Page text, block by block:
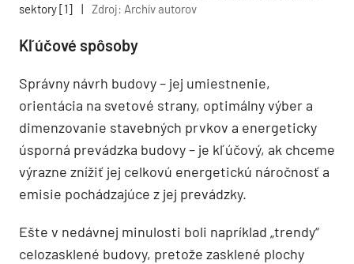
sektory [1]
| Zdroj: Archív autorov
Kľúčové spôsoby
Správny návrh budovy – jej umiestnenie,
orientácia na svetové strany, optimálny výber a
dimenzovanie stavebných prvkov a energeticky
úsporná prevádzka budovy – je kľúčový, ak chceme
výrazne znížiť jej celkovú energetickú náročnosť a
emisie pochádzajúce z jej prevádzky.
Ešte v nedávnej minulosti boli napríklad „trendy“
celozasklené budovy, pretože zasklené plochy